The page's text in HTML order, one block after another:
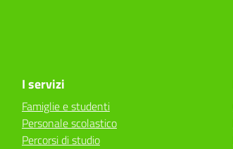
I servizi
Famiglie e studenti
Personale scolastico
Percorsi di studio